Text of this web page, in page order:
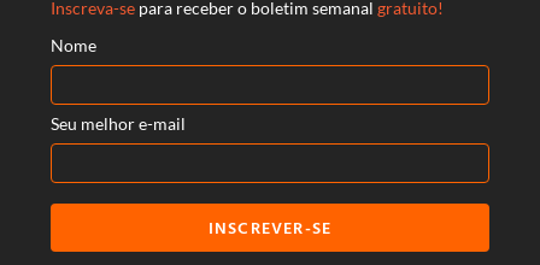
Inscreva-se para receber o boletim semanal gratuito!
Nome
Seu melhor e-mail
INSCREVER-SE